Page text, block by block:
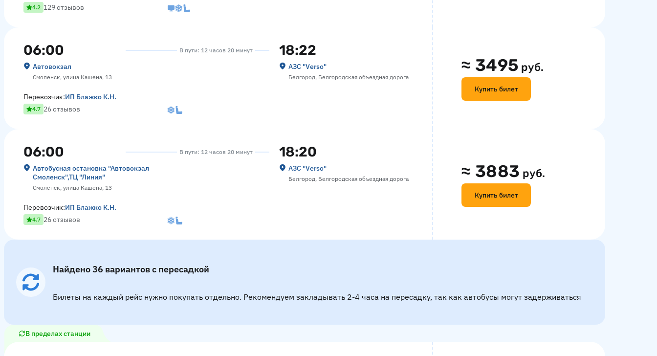
4.2 129 отзывов
06:00
Автовокзал
Смоленск, улица Кашена, 13
В пути: 12 часов 20 минут 18:22
АЗС "Verso"
Белгород, Белгородская объездная дорога
≈ 3495 руб.
Купить билет
Перевозчик:ИП Блажко К.Н.
4.7 26 отзывов
06:00
Автобусная остановка "Автовокзал
Смоленск",ТЦ "Линия"
Смоленск, улица Кашена, 13
В пути: 12 часов 20 минут 18:20
АЗС "Verso"
Белгород, Белгородская объездная дорога ≈ 3883 руб.
Купить билет
Перевозчик:ИП Блажко К.Н.
4.7 26 отзывов
Найдено 36 вариантов с пересадкой
Билеты на каждый рейс нужно покупать отдельно. Рекомендуем закладывать 2-4 часа на пересадку, так как автобусы могут задерживаться
В пределах станции